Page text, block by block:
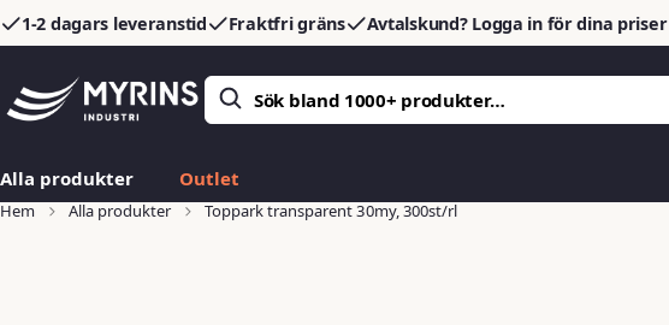
1-2 dagars leveranstid Fraktfri gräns Avtalskund? Logga in för dina priser
Alla produkter Outlet
Hem Alla produkter Toppark transparent 30my, 300st/rl